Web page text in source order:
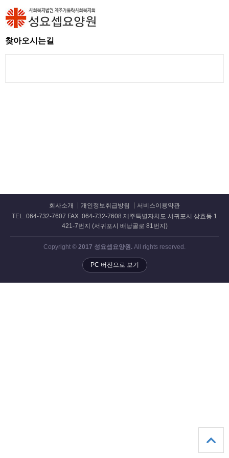
찾아오시는길
회사소개 개인정보취급방침
서비스이용약관
TEL. 064-732-7607 FAX. 064-732-7608 제주특별자치도 서귀포시 상효동 1
421-7번지 (서귀포시 배낭골로 81번지)
Copyright © 2017 성요셉요양원. All rights reserved.
PC 버전으로 보기